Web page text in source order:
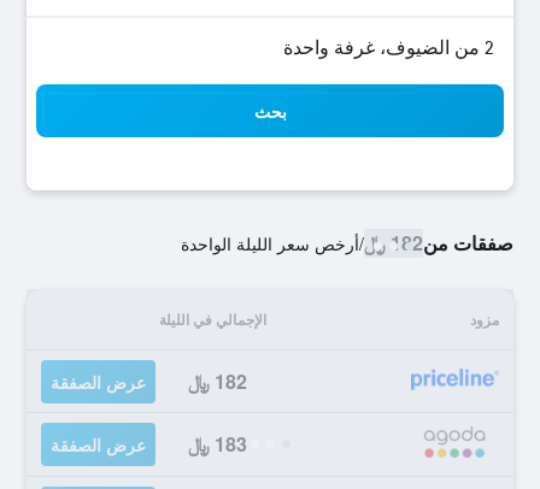
2 من الضيوف، غرفة واحدة
بحث
صفقات من182 ﷼ /أرخص سعر الليلة الواحدة
مزود الإجمالي في الليلة
182 ﷼ عرض الصفقة
183 ﷼ عرض الصفقة